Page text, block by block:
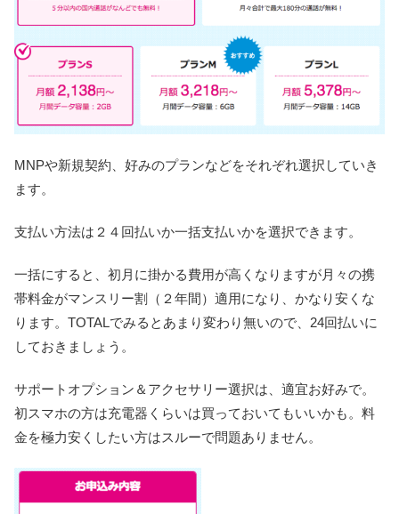
MNPや新規契約、好みのプランなどをそれぞれ選択していき
ます。
支払い方法は２４回払いか一括支払いかを選択できます。
一括にすると、初月に掛かる費用が高くなりますが月々の携
帯料金がマンスリー割（２年間）適用になり、かなり安くな
ります。TOTALでみるとあまり変わり無いので、24回払いに
しておきましょう。
サポートオプション＆アクセサリー選択は、適宜お好みで。
初スマホの方は充電器くらいは買っておいてもいいかも。料
金を極力安くしたい方はスルーで問題ありません。